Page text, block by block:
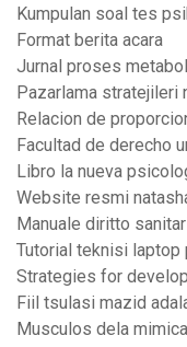
Kumpulan soal tes
Format berita acara
Jurnal proses
Pazarlama stratejileri
Relacion de
Facultad de derecho
Libro la nueva
Website resmi
Manuale diritto
Tutorial teknisi laptop
Strategies for
Fiil tsulasi mazid
Musculos dela